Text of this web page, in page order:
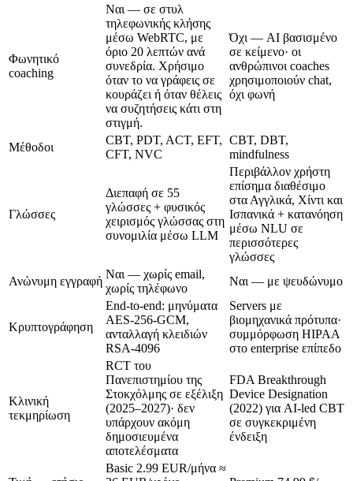
Φωνητικό
coaching
Ναι — σε στυλ
τηλεφωνικής κλήσης
μέσω WebRTC, με
όριο 20 λεπτών ανά
συνεδρία. Χρήσιμο
όταν το να γράφεις σε
κουράζει ή όταν θέλεις
να συζητήσεις κάτι στη
στιγμή.
Όχι — AI βασισμένο
σε κείμενο· οι
ανθρώπινοι coaches
χρησιμοποιούν chat,
όχι φωνή
Μέθοδοι
CBT, PDT, ACT, EFT,
CFT, NVC
CBT, DBT,
mindfulness
Γλώσσες
Διεπαφή σε 55
γλώσσες + φυσικός
χειρισμός γλώσσας στη
συνομιλία μέσω LLM
Περιβάλλον χρήστη
επίσημα διαθέσιμο
στα Αγγλικά, Χίντι και
Ισπανικά + κατανόηση
μέσω NLU σε
περισσότερες
γλώσσες
Ανώνυμη εγγραφή
Ναι — χωρίς email,
χωρίς τηλέφωνο
Ναι — με ψευδώνυμο
Κρυπτογράφηση
End-to-end: μηνύματα
AES-256-GCM,
ανταλλαγή κλειδιών
RSA-4096
Servers με
βιομηχανικά πρότυπα·
συμμόρφωση HIPAA
στο enterprise επίπεδο
Κλινική
τεκμηρίωση
RCT του
Πανεπιστημίου της
Στοκχόλμης σε εξέλιξη
(2025–2027)· δεν
υπάρχουν ακόμη
δημοσιευμένα
αποτελέσματα
FDA Breakthrough
Device Designation
(2022) για AI-led CBT
σε συγκεκριμένη
ένδειξη
Basic 2.99 EUR/μήνα ≈